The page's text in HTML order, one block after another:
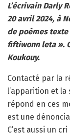
L’écrivain Darly
20 avril 2024, à
de poèmes
fiftiwonn leta ».
Koukouy.
Contacté par la
l’apparition et la
répond en ces
est une
C’est aussi un